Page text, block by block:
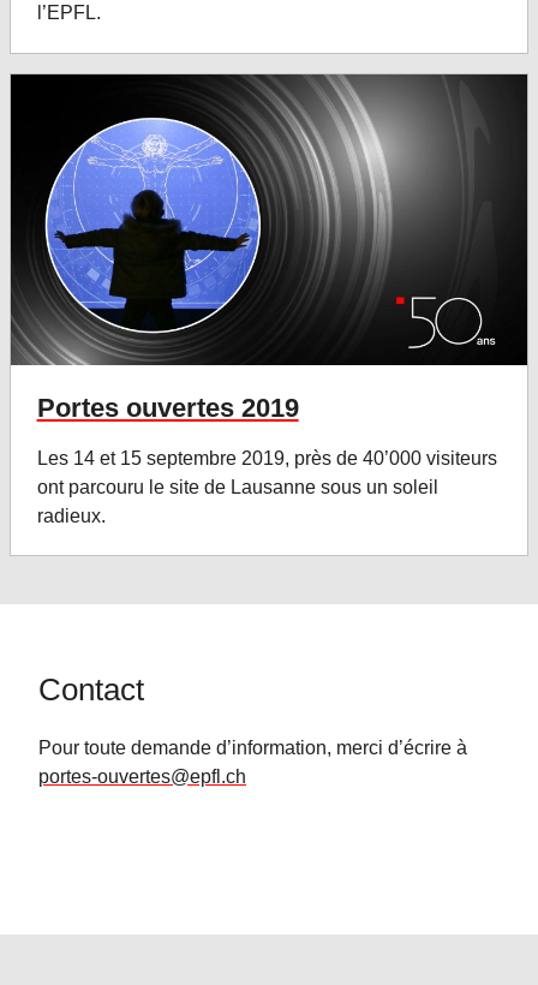
l’EPFL.
Portes ouvertes 2019
Les 14 et 15 septembre 2019, près de 40’000 visiteurs
ont parcouru le site de Lausanne sous un soleil
radieux.
Contact
Pour toute demande d’information, merci d’écrire à
portes-ouvertes@epfl.ch